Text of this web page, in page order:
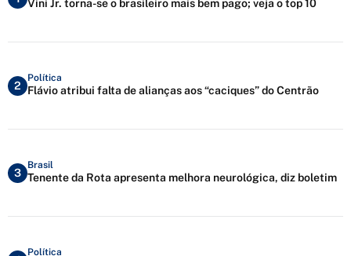
Vini Jr. torna-se o brasileiro mais bem pago; veja o top 10
2
Política
Flávio atribui falta de alianças aos “caciques” do Centrão
3
Brasil
Tenente da Rota apresenta melhora neurológica, diz boletim
Política